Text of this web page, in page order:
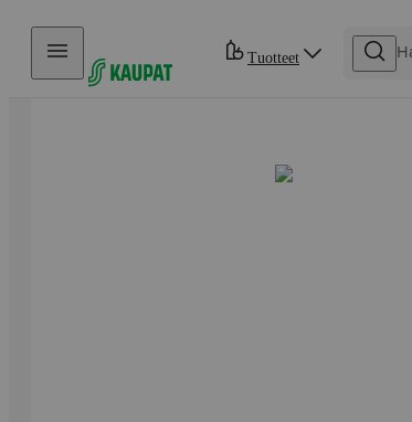
Hyppää sisältöön
Tuotteet